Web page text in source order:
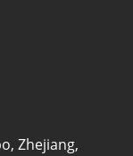
Zhejiang,